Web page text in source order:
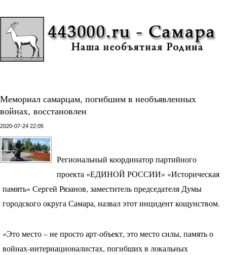
Мемориал самарцам, погибшим в необъявленных
войнах, восстановлен
2020-07-24 22:05
Региональный координатор партийного
проекта «ЕДИНОЙ РОССИИ» «Историческая
память» Сергей Рязанов, заместитель председателя Думы
городского округа Самара, назвал этот инцидент кощунством.
«Это место – не просто арт-объект, это место силы, память о
войнах-интернационалистах, погибших в локальных